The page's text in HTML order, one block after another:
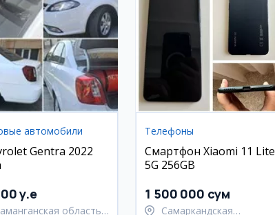
автомобили
Gentra 2022
y.e
область,
Телефоны
Смартфон Xiaomi 11 Lite
5G 256GB
1 500 000 сум
Самаркандская